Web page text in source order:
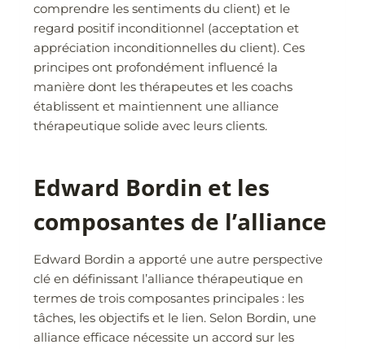
comprendre les sentiments du client) et le
regard positif inconditionnel (acceptation et
appréciation inconditionnelles du client). Ces
principes ont profondément influencé la
manière dont les thérapeutes et les coachs
établissent et maintiennent une alliance
thérapeutique solide avec leurs clients.
Edward Bordin et les
composantes de l’alliance
Edward Bordin a apporté une autre perspective
clé en définissant l’alliance thérapeutique en
termes de trois composantes principales : les
tâches, les objectifs et le lien. Selon Bordin, une
alliance efficace nécessite un accord sur les